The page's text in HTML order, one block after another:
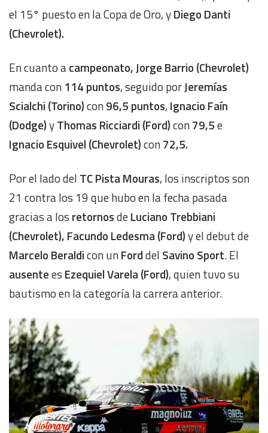
el 15° puesto en la Copa de Oro, yDiego Danti
(Chevrolet).
En cuanto acampeonato, Jorge Barrio (Chevrolet)
manda con 114 puntos, seguido porJeremías
Scialchi (Torino)con96,5 puntos, Ignacio Faín
(Dodge)yThomas Ricciardi (Ford)con79,5e
Ignacio Esquivel (Chevrolet)con72,5.
Por el lado del TC Pista Mouras, los inscriptos son
21 contra los 19 que hubo en la fecha pasada
gracias a los retornosdeLuciano Trebbiani
(Chevrolet), Facundo Ledesma (Ford)y el debut de
Marcelo Beraldicon unForddel Savino Sport. El
ausentees Ezequiel Varela (Ford), quien tuvo su
bautismo en la categoría la carrera anterior.